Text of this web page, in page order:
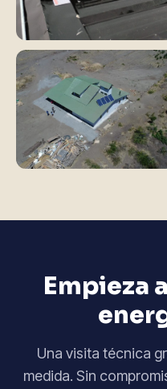
Empieza
Una visita técnica
medida. Sin